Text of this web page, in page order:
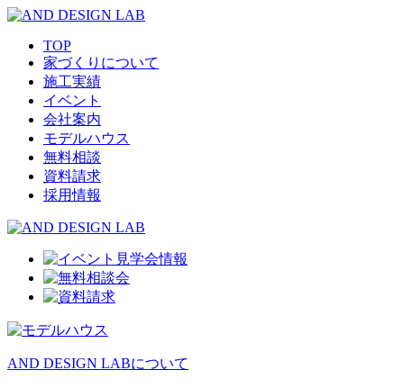
TOP
家づくりについて
施工実績
イベント
会社案内
モデルハウス
無料相談
資料請求
採用情報
AND DESIGN LABについて